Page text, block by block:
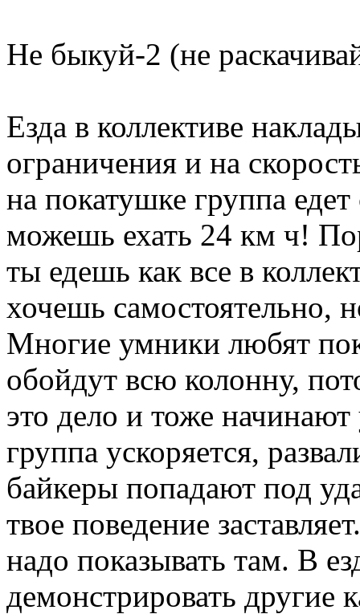
Не быкуй-2 (не
Езда в коллективе
ограничения и на
на покатушке группа
можешь ехать 24 км ч!
ты едешь как все в
хочешь самостоятельно,
Многие умники любят
обойдут всю колонну,
это дело и тоже
группа ускоряется,
байкеры попадают под
твое поведение
надо показывать там. В
демонстрировать другие